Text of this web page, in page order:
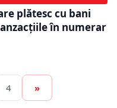
plătesc cu bani
în numerar
4 »